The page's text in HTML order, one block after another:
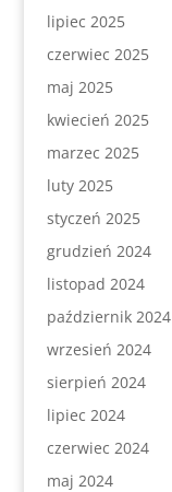
lipiec 2025
czerwiec 2025
maj 2025
kwiecień 2025
marzec 2025
luty 2025
styczeń 2025
grudzień 2024
listopad 2024
październik 2024
wrzesień 2024
sierpień 2024
lipiec 2024
czerwiec 2024
maj 2024